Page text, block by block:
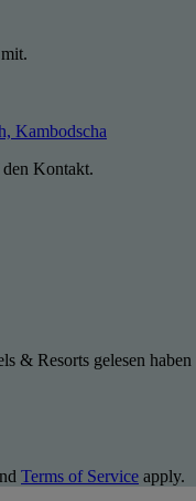
Kambodscha
Kontakt.
& Resorts gelesen
Terms of Service apply.